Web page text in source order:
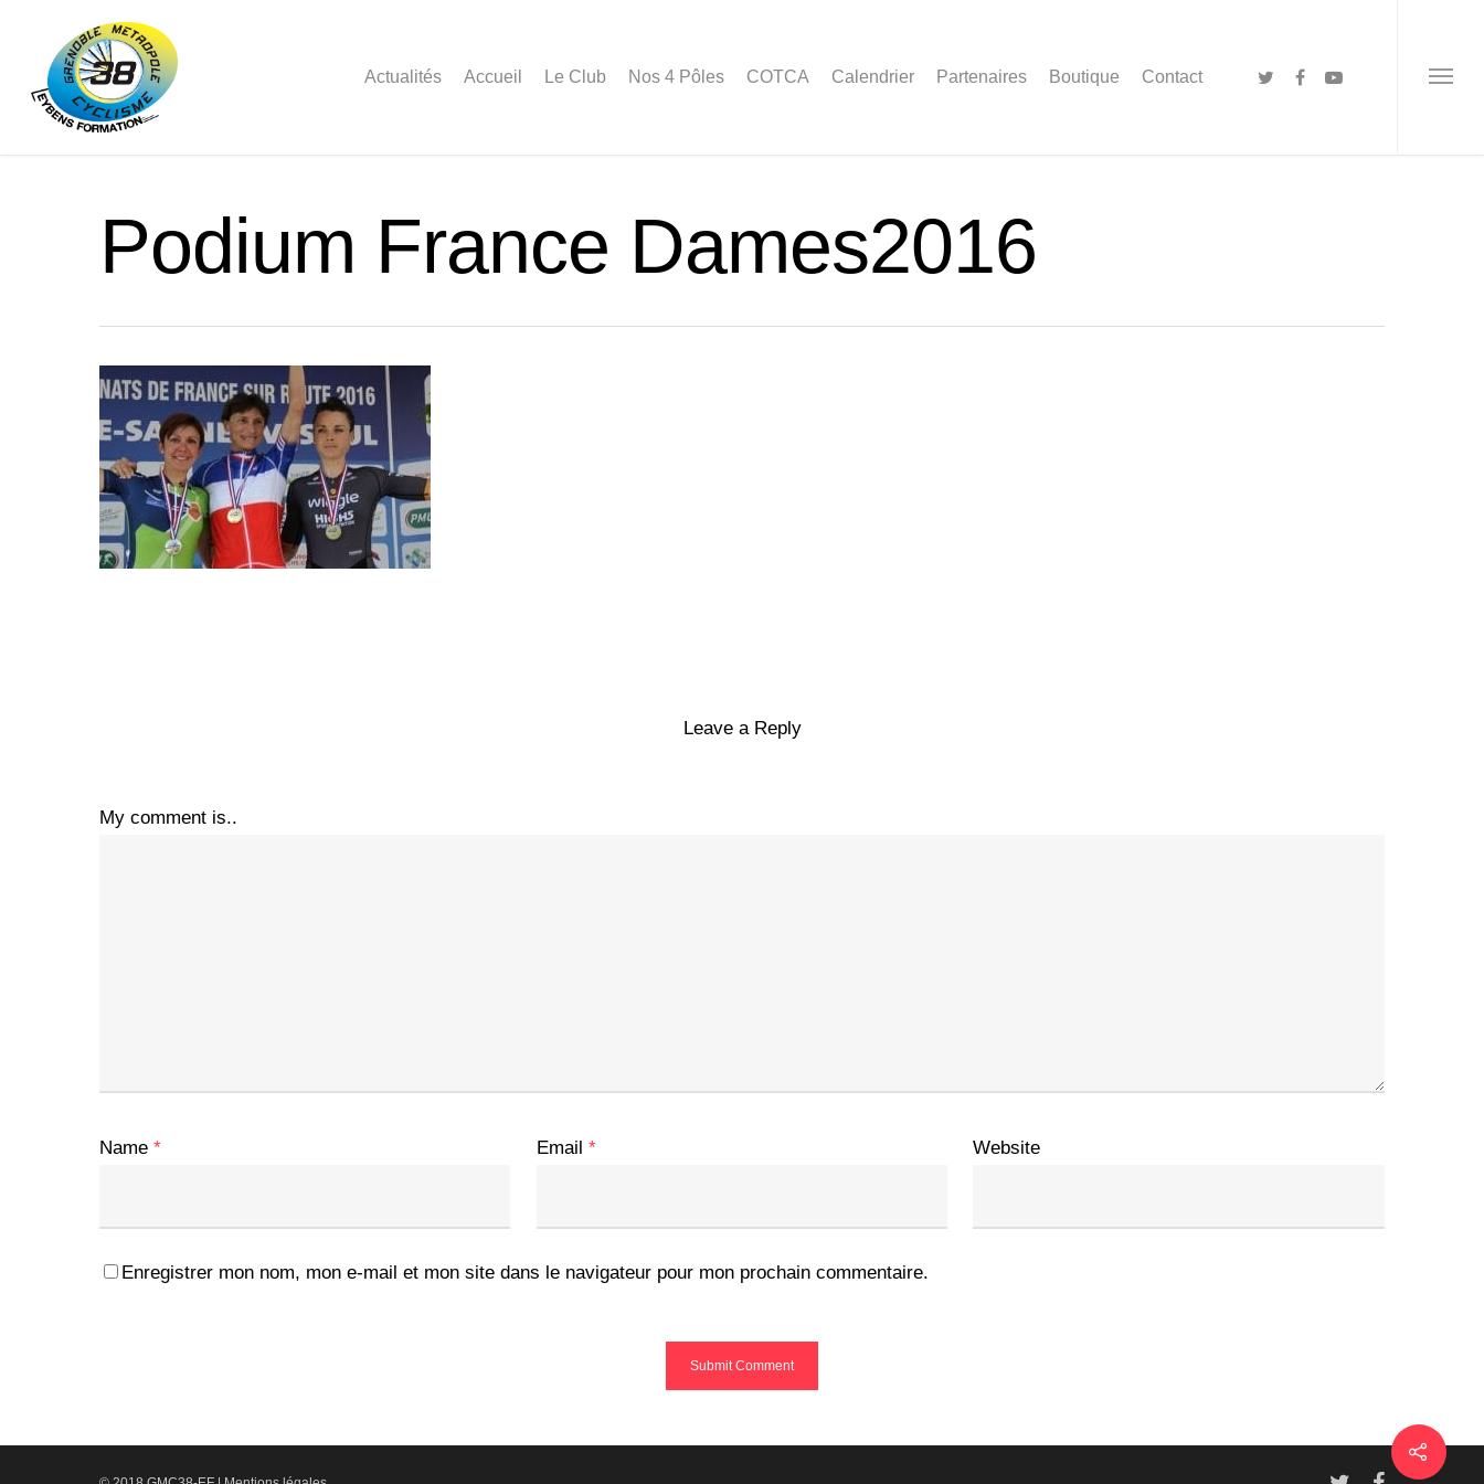
Actualités Accueil Le Club Nos 4 Pôles COTCA Calendrier Partenaires Boutique Contact
Podium France Dames2016
Leave a Reply
My comment is..
Name * Email * Website
Enregistrer mon nom, mon e-mail et mon site dans le navigateur pour mon prochain commentaire.